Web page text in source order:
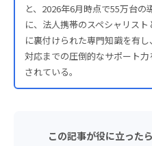
と、2026年6月時点で55万台
に、法人携帯のスペシャリス
に裏付けられた専門知識を有
対応までの圧倒的なサポート
されている。
この記事が役に立った